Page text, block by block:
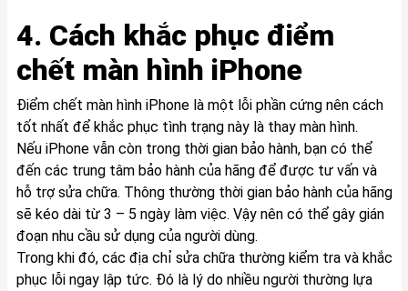
4. Cách khắc phục điểm
chết màn hình iPhone
Điểm chết màn hình iPhone là một lỗi phần cứng nên cách
tốt nhất để khắc phục tình trạng này là thay màn hình.
Nếu iPhone vẫn còn trong thời gian bảo hành, bạn có thể
đến các trung tâm bảo hành của hãng để được tư vấn và
hỗ trợ sửa chữa. Thông thường thời gian bảo hành của hãng
sẽ kéo dài từ 3 – 5 ngày làm việc. Vậy nên có thể gây gián
đoạn nhu cầu sử dụng của người dùng.
Trong khi đó, các địa chỉ sửa chữa thường kiểm tra và khắc
phục lỗi ngay lập tức. Đó là lý do nhiều người thường lựa